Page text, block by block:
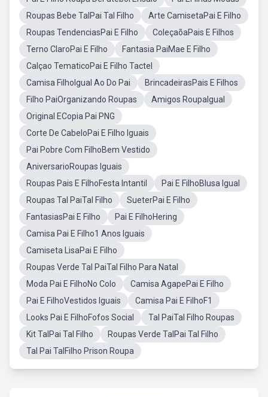
Roupas Bebe TalPai Tal Filho
Arte CamisetaPai E Filho
Roupas TendenciasPai E Filho
ColeçaõaPais E Filhos
Terno ClaroPai E Filho
Fantasia PaiMae E Filho
Calçao TematicoPai E Filho Tactel
Camisa FilhoIgual Ao Do Pai
BrincadeirasPais E Filhos
Filho PaiOrganizando Roupas
Amigos RoupaIgual
Original ECopia Pai PNG
Corte De CabeloPai E Filho Iguais
Pai Pobre Com FilhoBem Vestido
AniversarioRoupas Iguais
Roupas Pais E FilhoFesta Intantil
Pai E FilhoBlusa Igual
Roupas Tal PaiTal Filho
SueterPai E Filho
FantasiasPai E Filho
Pai E FilhoHering
Camisa Pai E Filho1 Anos Iguais
Camiseta LisaPai E Filho
Roupas Verde Tal PaiTal Filho Para Natal
Moda Pai E FilhoNo Colo
Camisa AgapePai E Filho
Pai E FilhoVestidos Iguais
Camisa Pai E FilhoF1
Looks Pai E FilhoFofos Social
Tal PaiTal Filho Roupas
Kit TalPai Tal Filho
Roupas Verde TalPai Tal Filho
Tal Pai TalFilho Prison Roupa